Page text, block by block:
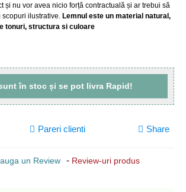
și nu vor avea nicio forță contractuală și ar trebui să
ilustrative. Lemnul este un material natural,
tonuri, structura si culoare
în stoc și se pot livra Rapid!
un Review - Review-uri produs
Pareri clienti Share